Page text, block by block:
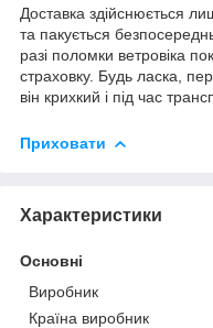
Доставка здійснюється
та пакується
разі поломки ветровіка
страховку. Будь ласка,
він крихкий і під час
Приховати
Характеристики
Основні
Виробник
Країна виробник